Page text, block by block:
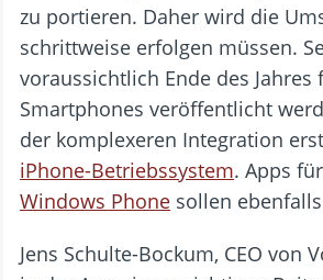
zu portieren. Daher wird die
schrittweise erfolgen müssen.
voraussichtlich Ende des Jahres
Smartphones veröffentlicht
der komplexeren Integration
iPhone-Betriebssystem. Apps für
Windows Phone sollen
Jens Schulte-Bockum, CEO von